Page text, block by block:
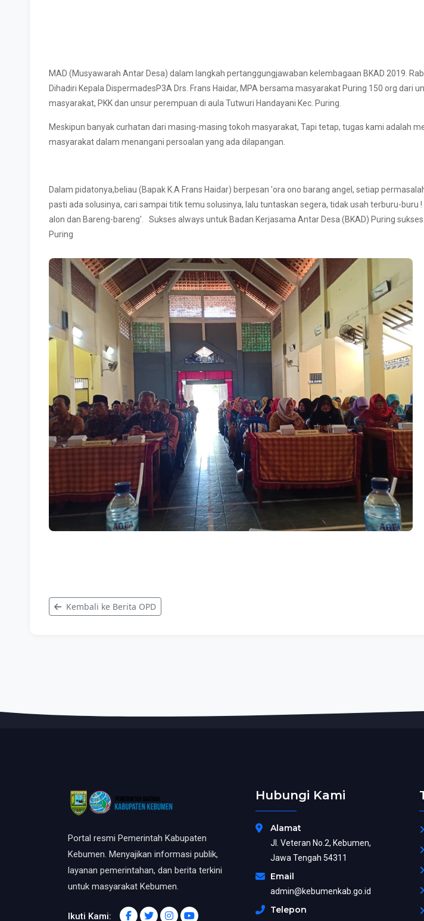
MAD (Musyawarah Antar Desa) dalam langkah pertanggungjawaban kelembagaan BKAD 2019.
Dihadiri Kepala DispermadesP3A Drs. Frans Haidar, MPA bersama masyarakat Puring 150 org dari
masyarakat, PKK dan unsur perempuan di aula Tutwuri Handayani Kec. Puring.
Meskipun banyak curhatan dari masing-masing tokoh masyarakat, Tapi tetap, tugas kami adalah
masyarakat dalam menangani persoalan yang ada dilapangan.
Dalam pidatonya,beliau (Bapak K.A Frans Haidar) berpesan 'ora ono barang angel, setiap
pasti ada solusinya, cari sampai titik temu solusinya, lalu tuntaskan segera, tidak usah terburu-buru
alon dan Bareng-bareng'. Sukses always untuk Badan Kerjasama Antar Desa (BKAD) Puring
Puring
Kembali ke Berita OPD
Portal resmi Pemerintah Kabupaten
Kebumen. Menyajikan informasi publik,
layanan pemerintahan, dan berita terkini
untuk masyarakat Kebumen.
Ikuti Kami:
Hubungi Kami
Alamat
Jl. Veteran No.2, Kebumen,
Jawa Tengah 54311
Email
admin@kebumenkab.go.id
Telepon